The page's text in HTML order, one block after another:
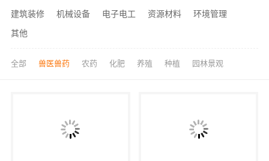
建筑装修 机械设备 电子电工 资源材料
环境管理
其他
全部 兽医兽药 农药 化肥 养殖 种植 园林景观